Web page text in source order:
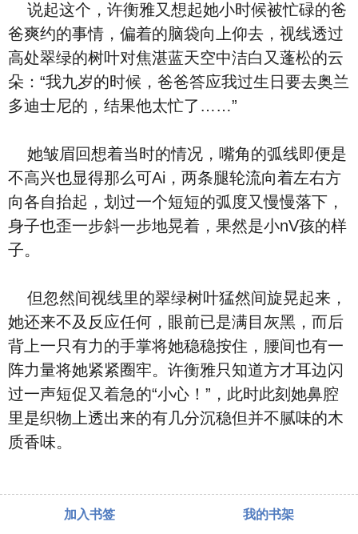
说起这个，许衡雅又想起她小时候被忙碌的爸
爸爽约的事情，偏着的脑袋向上仰去，视线透过
高处翠绿的树叶对焦湛蓝天空中洁白又蓬松的云
朵：“我九岁的时候，爸爸答应我过生日要去奥兰
多迪士尼的，结果他太忙了……”
她皱眉回想着当时的情况，嘴角的弧线即便是
不高兴也显得那么可Ai，两条腿轮流向着左右方
向各自抬起，划过一个短短的弧度又慢慢落下，
身子也歪一步斜一步地晃着，果然是小nV孩的样
子。
但忽然间视线里的翠绿树叶猛然间旋晃起来，
她还来不及反应任何，眼前已是满目灰黑，而后
背上一只有力的手掌将她稳稳按住，腰间也有一
阵力量将她紧紧圈牢。许衡雅只知道方才耳边闪
过一声短促又着急的“小心！”，此时此刻她鼻腔
里是织物上透出来的有几分沉稳但并不腻味的木
质香味。
加入书签 我的书架